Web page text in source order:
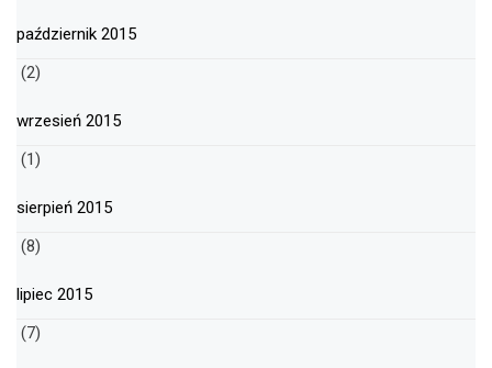
październik 2015
(2)
wrzesień 2015
(1)
sierpień 2015
(8)
lipiec 2015
(7)